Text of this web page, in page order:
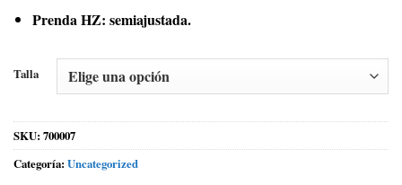
Prenda HZ: semiajustada.
Talla
SKU: 700007
Categoría: Uncategorized